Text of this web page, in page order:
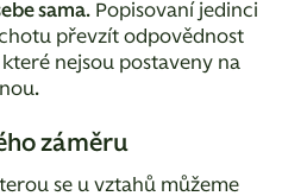
sama. Popisovaní jedinci
převzít odpovědnost
nejsou postaveny na
záměru
se u vztahů můžeme